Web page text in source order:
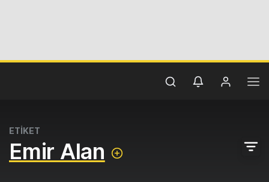
ETİKET
Emir Alan